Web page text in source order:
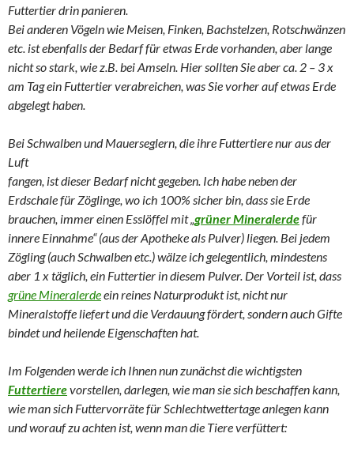
Futtertier drin panieren.
Bei anderen Vögeln wie Meisen, Finken, Bachstelzen, Rotschwänzen
etc. ist ebenfalls der Bedarf für etwas Erde vorhanden, aber lange
nicht so stark, wie z.B. bei Amseln. Hier sollten Sie aber ca. 2 – 3 x
am Tag ein Futtertier verabreichen, was Sie vorher auf etwas Erde
abgelegt haben.
Bei Schwalben und Mauerseglern, die ihre Futtertiere nur aus der
Luft
fangen, ist dieser Bedarf nicht gegeben. Ich habe neben der
Erdschale für Zöglinge, wo ich 100% sicher bin, dass sie Erde
brauchen, immer einen Esslöffel mit „ grüner Mineralerdefür
innere Einnahme“ (aus der Apotheke als Pulver) liegen. Bei jedem
Zögling (auch Schwalben etc.) wälze ich gelegentlich, mindestens
aber 1 x täglich, ein Futtertier in diesem Pulver. Der Vorteil ist, dass
grüne Mineralerdeein reines Naturprodukt ist, nicht nur
Mineralstoffe liefert und die Verdauung fördert, sondern auch Gifte
bindet und heilende Eigenschaften hat.
Im Folgenden werde ich Ihnen nun zunächst die wichtigsten
Futtertierevorstellen, darlegen, wie man sie sich beschaffen kann,
wie man sich Futtervorräte für Schlechtwettertage anlegen kann
und worauf zu achten ist, wenn man die Tiere verfüttert: